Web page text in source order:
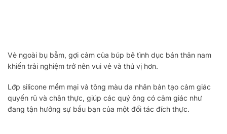
Vẻ ngoài bụ bẫm, gợi cảm của búp bê tình dục bán thân nam
khiến trải nghiệm trở nên vui vẻ và thú vị hơn.
Lớp silicone mềm mại và tông màu da nhân bản tạo cảm giác
quyến rũ và chân thực, giúp các quý ông có cảm giác như
đang tận hưởng sự bầu bạn của một đối tác đích thực.